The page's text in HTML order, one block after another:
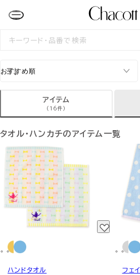
検
アイテム
(16件)
タオル・ハンカチのアイテム一覧
ハンドタオル フェ